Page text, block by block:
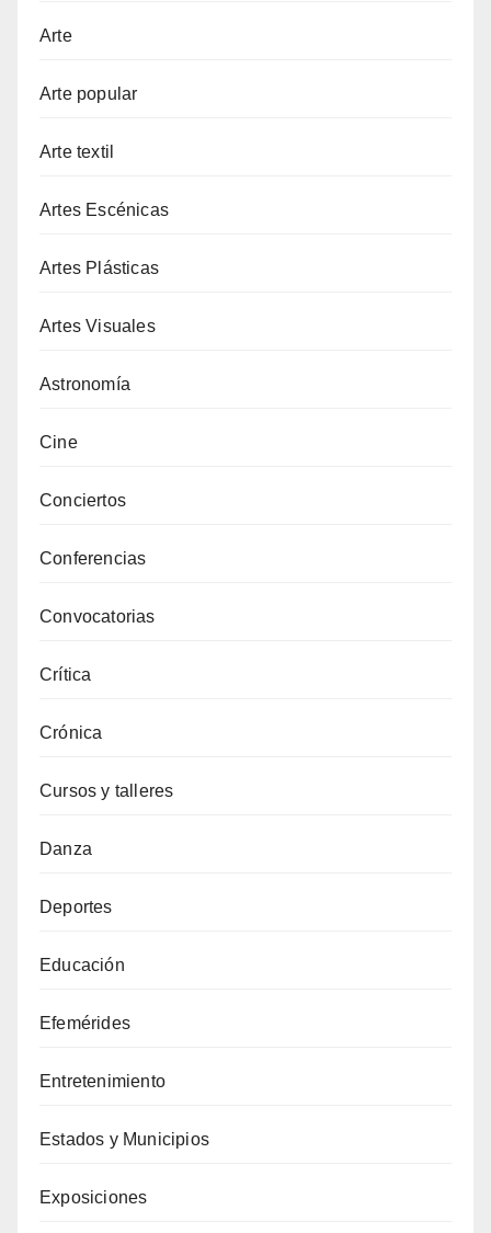
Arte
Arte popular
Arte textil
Artes Escénicas
Artes Plásticas
Artes Visuales
Astronomía
Cine
Conciertos
Conferencias
Convocatorias
Crítica
Crónica
Cursos y talleres
Danza
Deportes
Educación
Efemérides
Entretenimiento
Estados y Municipios
Exposiciones